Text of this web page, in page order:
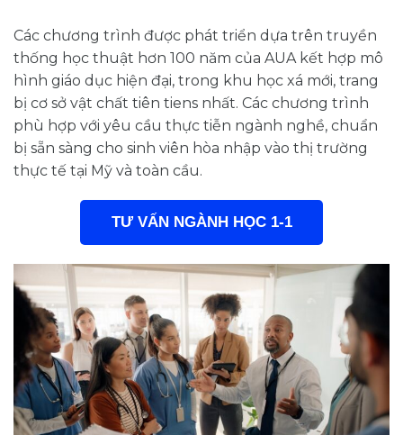
Các chương trình được phát triển dựa trên truyền
thống học thuật hơn 100 năm của AUA kết hợp mô
hình giáo dục hiện đại, trong khu học xá mới, trang
bị cơ sở vật chất tiên tiens nhất. Các chương trình
phù hợp với yêu cầu thực tiễn ngành nghề, chuẩn
bị sẵn sàng cho sinh viên hòa nhập vào thị trường
thực tế tại Mỹ và toàn cầu.
TƯ VẤN NGÀNH HỌC 1-1